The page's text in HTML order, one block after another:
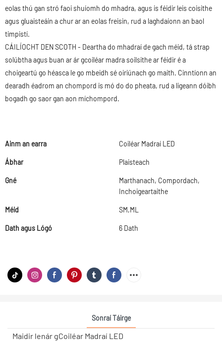
eolas thú gan stró faoi shuíomh do mhadra, agus is féidir leis coisithe
agus gluaisteáin a chur ar an eolas freisin, rud a laghdaíonn an baol
timpistí.
CÁILÍOCHT DEN SCOTH - Deartha do mhadraí de gach méid, tá strap
solúbtha agus buan ar ár gcoiléar madra soilsithe ar féidir é a
choigeartú go héasca le go mbeidh sé oiriúnach go maith. Cinntíonn an
dearadh éadrom an chompord is mó do do pheata, rud a ligeann dóibh
bogadh go saor gan aon míchompord.
Ainm an earra Coiléar Madraí LED
Ábhar Plaisteach
Gné
Marthanach, Compordach,
Inchoigeartaithe
Méid SM,ML
Dath agus Lógó 6 Dath
Sonraí Táirge
Maidir lenár gCoiléar Madraí LED